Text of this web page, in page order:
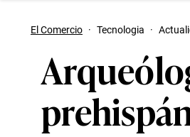
El Comercio · Tecnologia ·